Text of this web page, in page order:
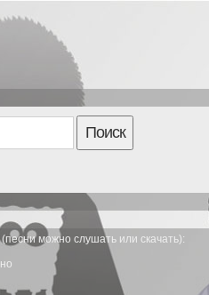
Поиск
можно слушать или скачать):